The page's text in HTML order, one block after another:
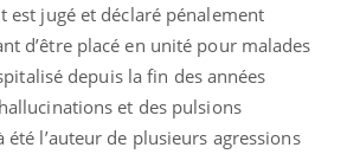
est jugé et déclaré pénalement
d’être placé en unité pour malades
depuis la fin des années
et des pulsions
l’auteur de plusieurs agressions